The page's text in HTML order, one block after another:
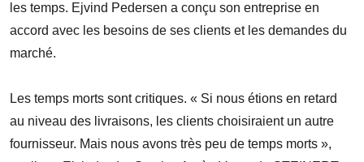
les temps. Ejvind Pedersen a conçu son entreprise en
accord avec les besoins de ses clients et les demandes du
marché.
Les temps morts sont critiques. « Si nous étions en retard
au niveau des livraisons, les clients choisiraient un autre
fournisseur. Mais nous avons très peu de temps morts »,